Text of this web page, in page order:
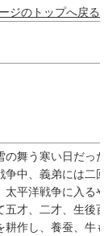
ジのトップへ戻る
舞う寒い日だっ
中、義弟には二
平洋戦争に入る
才、二才、生後
作し、養蚕、牛